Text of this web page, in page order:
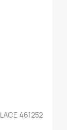
461252